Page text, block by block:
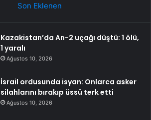
Son Eklenen
Kazakistan’da An-2 uçağı düştü: 1 ölü,
1 yaralı
Ağustos 10, 2026
İsrail ordusunda isyan: Onlarca asker
silahlarını bırakıp üssü terk etti
Ağustos 10, 2026